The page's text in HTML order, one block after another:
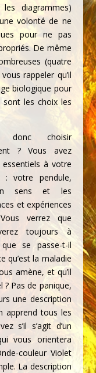
diagrammes)
volonté de ne
pour ne pas
De même
(quatre
rappeler qu’il
biologique pour
sont les choix les
donc choisir
? Vous avez
à votre
: votre pendule,
sens et les
et expériences
verrez que
toujours à
se passe-t-il
qu’est la maladie
amène, et qu’il
? Pas de panique,
une description
apprend tous les
s’il s’agit d’un
vous orientera
couleur Violet
La description